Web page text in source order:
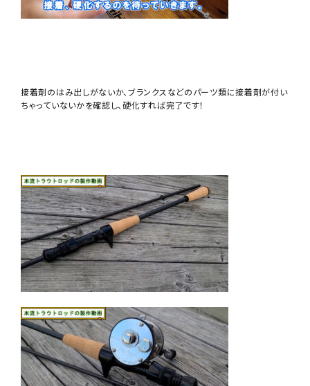
接着剤のはみ出しがないか、ブランクスなどのパーツ類に接着剤が付い
ちゃっていないかを確認し、硬化すれば完了です！